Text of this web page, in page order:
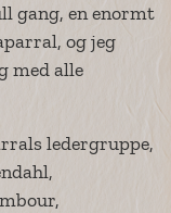
gang, en enormt
og jeg
med alle
ledergruppe,